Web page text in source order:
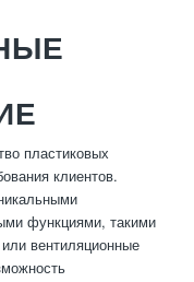
пластиковых
клиентов.
функциями, такими
вентиляционные